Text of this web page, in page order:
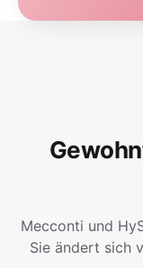
Mecconti und
Sie ändert sich